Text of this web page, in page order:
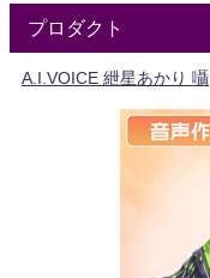
プロダクト
A.I.VOICE 紲星あかり 囁